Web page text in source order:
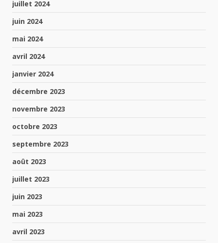
juillet 2024
juin 2024
mai 2024
avril 2024
janvier 2024
décembre 2023
novembre 2023
octobre 2023
septembre 2023
août 2023
juillet 2023
juin 2023
mai 2023
avril 2023